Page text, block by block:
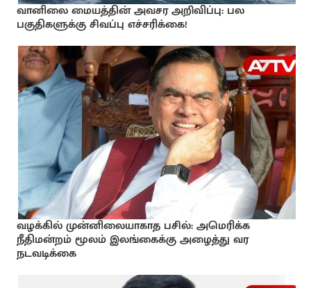
வானிலை மையத்தின் அவசர அறிவிப்பு: பல
பகுதிகளுக்கு சிவப்பு எச்சரிக்கை!
வழக்கில் முன்னிலையாகாத பசில்: அமெரிக்க
நீதிமன்றம் மூலம் இலங்கைக்கு அழைத்து வர
நடவடிக்கை